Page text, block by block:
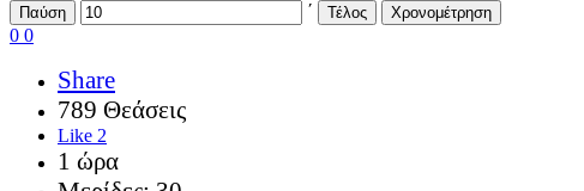
Παύση ΄ Τέλος Χρονομέτρηση
0 0
Share
789 Θεάσεις
Like 2
1 ώρα